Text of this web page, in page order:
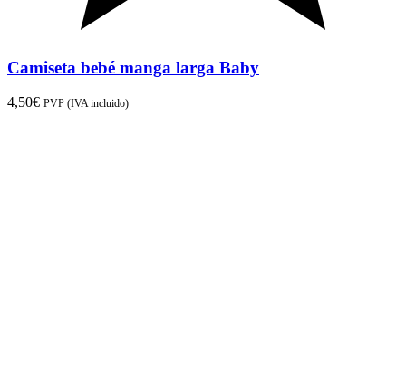
Camiseta bebé manga larga Baby
4,50€ PVP (IVA incluido)